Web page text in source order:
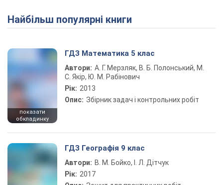
Найбільш популярні книги
показати
обкладинку
ГДЗ Математика 5 клас
Автори: А. Г. Мерзляк, В. Б. Полонський, М.
С. Якір, Ю. М. Рабінович
Рік: 2013
Опис: Збірник задач і контрольних робіт
ГДЗ Географія 9 клас
Автори: В. М. Бойко, І. Л. Дітчук
Рік: 2017